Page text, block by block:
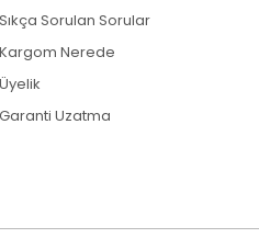
Sıkça Sorulan Sorular
Kargom Nerede
Üyelik
Garanti Uzatma